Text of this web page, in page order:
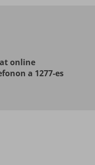
online
a 1277-es